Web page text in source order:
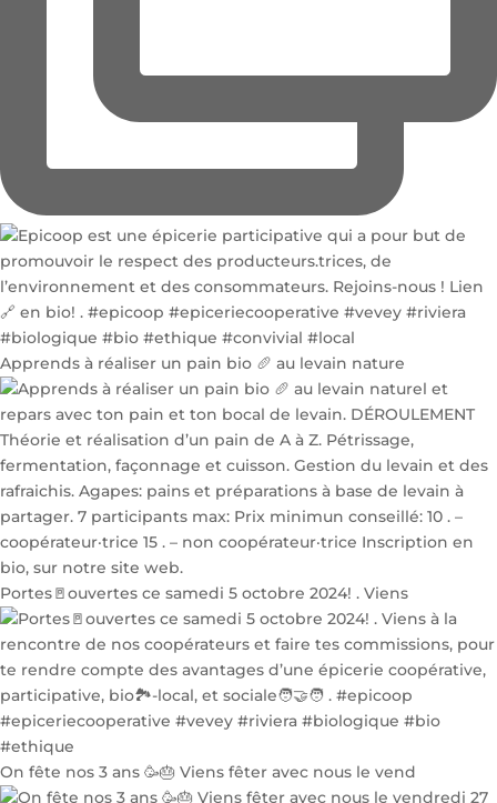
Apprends à réaliser un pain bio 🥖 au levain nature
Portes🚪ouvertes ce samedi 5 octobre 2024! . Viens
On fête nos 3 ans 🥳🎂 Viens fêter avec nous le vend